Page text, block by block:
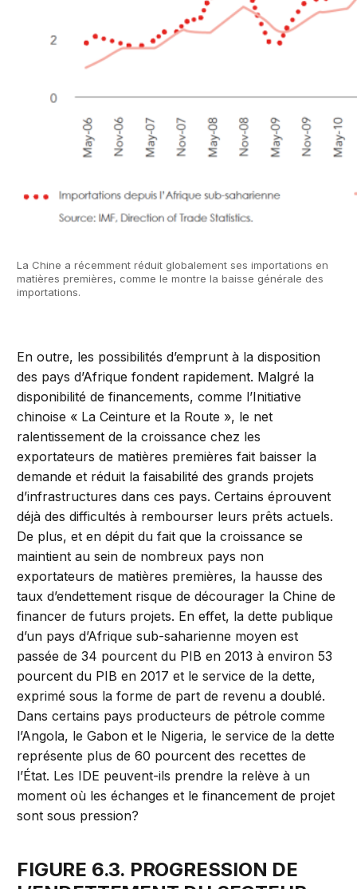
La Chine a récemment réduit globalement ses importations en
matières premières, comme le montre la baisse générale des
importations.
En outre, les possibilités d’emprunt à la disposition
des pays d’Afrique fondent rapidement. Malgré la
disponibilité de financements, comme l’Initiative
chinoise « La Ceinture et la Route », le net
ralentissement de la croissance chez les
exportateurs de matières premières fait baisser la
demande et réduit la faisabilité des grands projets
d’infrastructures dans ces pays. Certains éprouvent
déjà des difficultés à rembourser leurs prêts actuels.
De plus, et en dépit du fait que la croissance se
maintient au sein de nombreux pays non
exportateurs de matières premières, la hausse des
taux d’endettement risque de décourager la Chine de
financer de futurs projets. En effet, la dette publique
d’un pays d’Afrique sub-saharienne moyen est
passée de 34 pourcent du PIB en 2013 à environ 53
pourcent du PIB en 2017 et le service de la dette,
exprimé sous la forme de part de revenu a doublé.
Dans certains pays producteurs de pétrole comme
l’Angola, le Gabon et le Nigeria, le service de la dette
représente plus de 60 pourcent des recettes de
l’État. Les IDE peuvent-ils prendre la relève à un
moment où les échanges et le financement de projet
sont sous pression?
FIGURE 6.3. PROGRESSION DE